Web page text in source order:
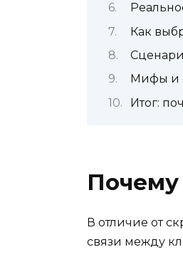
Как
Мифы и
Итог:
Почему
В отличие от
связи между